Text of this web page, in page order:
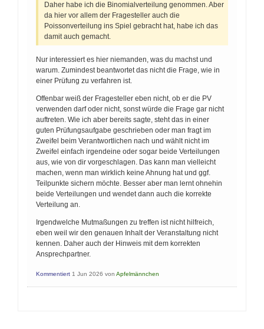
Daher habe ich die Binomialverteilung genommen. Aber
da hier vor allem der Fragesteller auch die
Poissonverteilung ins Spiel gebracht hat, habe ich das
damit auch gemacht.
Nur interessiert es hier niemanden, was du machst und
warum. Zumindest beantwortet das nicht die Frage, wie in
einer Prüfung zu verfahren ist.
Offenbar weiß der Fragesteller eben nicht, ob er die PV
verwenden darf oder nicht, sonst würde die Frage gar nicht
auftreten. Wie ich aber bereits sagte, steht das in einer
guten Prüfungsaufgabe geschrieben oder man fragt im
Zweifel beim Verantwortlichen nach und wählt nicht im
Zweifel einfach irgendeine oder sogar beide Verteilungen
aus, wie von dir vorgeschlagen. Das kann man vielleicht
machen, wenn man wirklich keine Ahnung hat und ggf.
Teilpunkte sichern möchte. Besser aber man lernt ohnehin
beide Verteilungen und wendet dann auch die korrekte
Verteilung an.
Irgendwelche Mutmaßungen zu treffen ist nicht hilfreich,
eben weil wir den genauen Inhalt der Veranstaltung nicht
kennen. Daher auch der Hinweis mit dem korrekten
Ansprechpartner.
Kommentiert 1 Jun 2026 von Apfelmännchen